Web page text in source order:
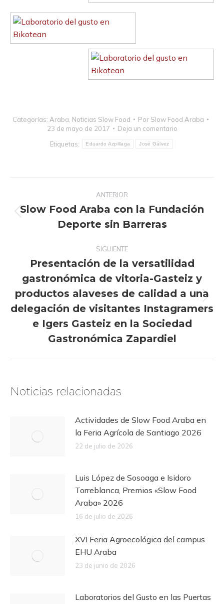
Categorías: Araba Noticias Slow Food Por Slow Food Araba
23 de mayo de 2017
Deja un comentario
Etiquetas:
Eduardo Azpillaga José Gálvez
publicaciones
ANTERIOR
anterior:
Slow Food Araba con la Fundación
Deporte sin Barreras
SIGUIENTE
siguiente:
Presentación de la versatilidad
gastronómica de vitoria-Gasteiz y
productos alaveses de calidad a una
delegación de visitantes Instagramers
e Igers Gasteiz en la Sociedad
Gastronómica Zapardiel
Noticias relacionadas
Actividades de Slow Food Araba en
la Feria Agrícola de Santiago 2026
22 de julio de 2026
Luis López de Sosoaga e Isidoro
Torreblanca, Premios «Slow Food
Araba» 2026
16 de julio de 2026
XVI Feria Agroecológica del campus
EHU Araba
23 de junio de 2026
Laboratorios del Gusto en las Puertas